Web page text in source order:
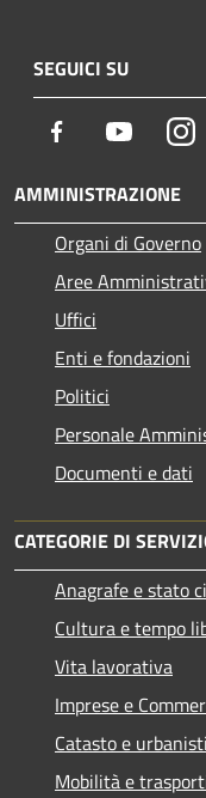
SEGUICI SU
Facebook Youtube
AMMINISTRAZIONE
Organi di Governo
Aree
Uffici
Enti e fondazioni
Politici
Personale
Documenti e dati
CATEGORIE DI
Anagrafe e stato
Cultura e tempo
Vita lavorativa
Imprese e
Catasto e
Mobilità e